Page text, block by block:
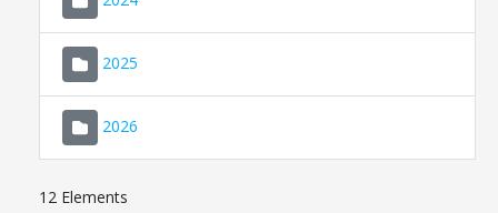
2025
2026
12 Elements